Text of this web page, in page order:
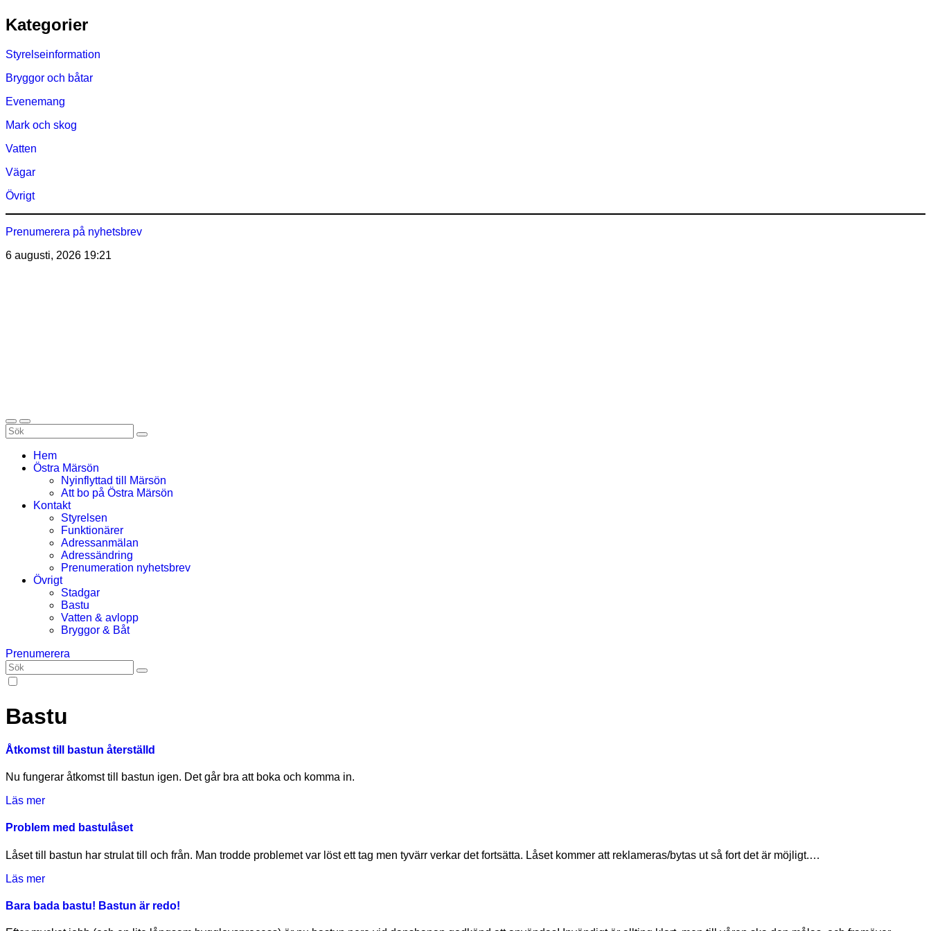
Hoppa
till
Kategorier
Styrelseinformation
Bryggor och båtar
Evenemang
Mark och skog
Vatten
Vägar
Övrigt
Prenumerera på nyhetsbrev
6 augusti, 2026 19:21
Hem
Östra Märsön
Nyinflyttad till Märsön
Att bo på Östra Märsön
Kontakt
Styrelsen
Funktionärer
Adressanmälan
Adressändring
Prenumeration nyhetsbrev
Övrigt
Stadgar
Bastu
Vatten & avlopp
Bryggor & Båt
Prenumerera
Bastu
Åtkomst till bastun återställd
Nu fungerar åtkomst till bastun igen. Det går bra att boka och komma in.
Läs mer
Problem med bastulåset
Låset till bastun har strulat till och från. Man trodde problemet var löst ett tag men tyvärr verkar det fortsätta. Låset kommer att reklameras/bytas ut så fort det är möjligt.…
Läs mer
Bara bada bastu! Bastun är redo!